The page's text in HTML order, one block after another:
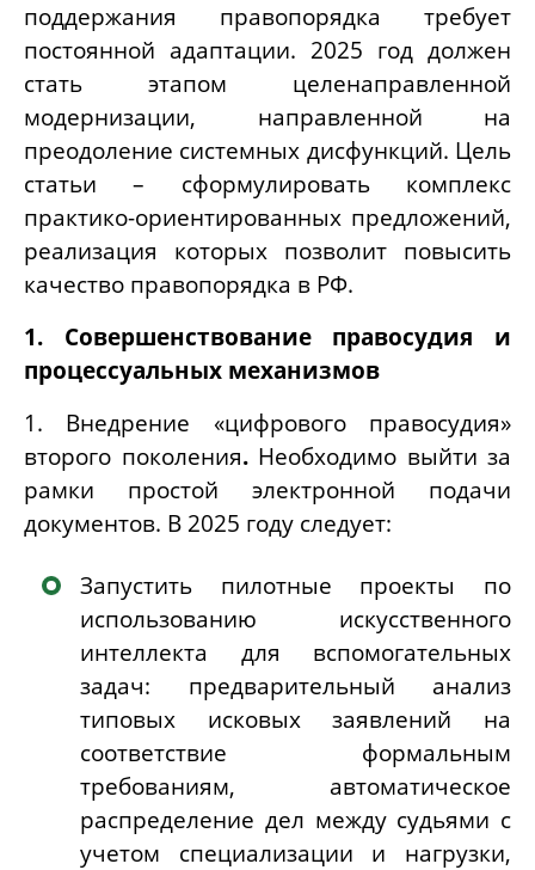
поддержания правопорядка требует
постоянной адаптации. 2025 год должен
стать этапом целенаправленной
модернизации, направленной на
преодоление системных дисфункций. Цель
статьи – сформулировать комплекс
практико-ориентированных предложений,
реализация которых позволит повысить
качество правопорядка в РФ.
1. Совершенствование правосудия и
процессуальных механизмов
1. Внедрение «цифрового правосудия»
второго поколения.Необходимо выйти за
рамки простой электронной подачи
документов. В 2025 году следует:
Запустить пилотные проекты по
использованию искусственного
интеллекта для вспомогательных
задач: предварительный анализ
типовых исковых заявлений на
соответствие формальным
требованиям, автоматическое
распределение дел между судьями с
учетом специализации и нагрузки,